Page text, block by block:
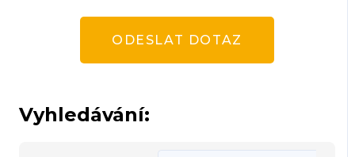
ODESLAT DOTAZ
Vyhledávání: